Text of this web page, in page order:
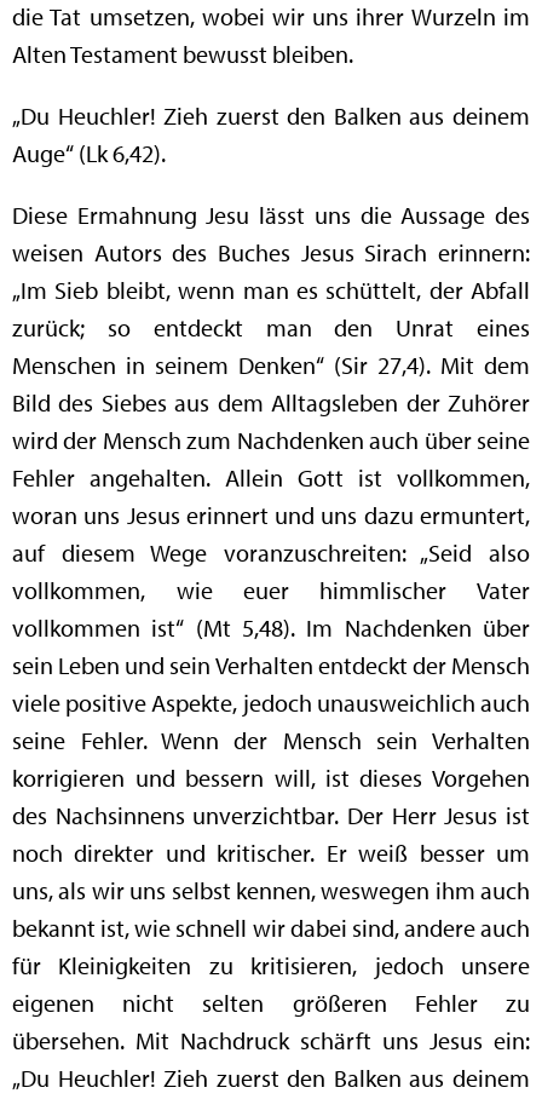
die Tat umsetzen, wobei wir uns ihrer Wurzeln im
Alten Testament bewusst bleiben.
„Du Heuchler! Zieh zuerst den Balken aus deinem
Auge“ (Lk 6,42).
Diese Ermahnung Jesu lässt uns die Aussage des
weisen Autors des Buches Jesus Sirach erinnern:
„Im Sieb bleibt, wenn man es schüttelt, der Abfall
zurück; so entdeckt man den Unrat eines
Menschen in seinem Denken“ (Sir 27,4). Mit dem
Bild des Siebes aus dem Alltagsleben der Zuhörer
wird der Mensch zum Nachdenken auch über seine
Fehler angehalten. Allein Gott ist vollkommen,
woran uns Jesus erinnert und uns dazu ermuntert,
auf diesem Wege voranzuschreiten: „Seid also
vollkommen, wie euer himmlischer Vater
vollkommen ist“ (Mt 5,48). Im Nachdenken über
sein Leben und sein Verhalten entdeckt der Mensch
viele positive Aspekte, jedoch unausweichlich auch
seine Fehler. Wenn der Mensch sein Verhalten
korrigieren und bessern will, ist dieses Vorgehen
des Nachsinnens unverzichtbar. Der Herr Jesus ist
noch direkter und kritischer. Er weiß besser um
uns, als wir uns selbst kennen, weswegen ihm auch
bekannt ist, wie schnell wir dabei sind, andere auch
für Kleinigkeiten zu kritisieren, jedoch unsere
eigenen nicht selten größeren Fehler zu
übersehen. Mit Nachdruck schärft uns Jesus ein:
„Du Heuchler! Zieh zuerst den Balken aus deinem